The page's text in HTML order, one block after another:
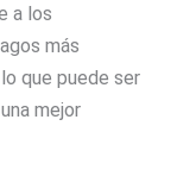
a los
más
que puede ser
mejor